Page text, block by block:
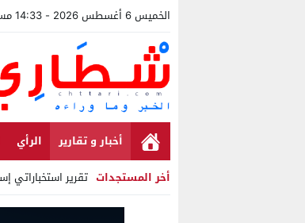
الخميس 6 أغسطس 2026 - 14:33 مساءً
أخبار و تقارير الرأي
أخر المستجدات تقرير استخباراتي
Stop